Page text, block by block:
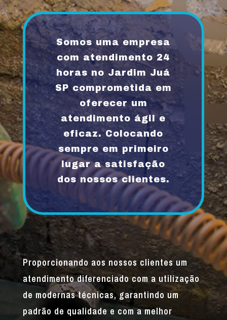
Somos uma empresa
com atendimento 24
horas no Jardim Juá
SP comprometida em
oferecer um
atendimento ágil e
eficaz. Colocando
sempre em primeiro
lugar a satisfação
dos nossos clientes.
Proporcionando aos nossos clientes um
atendimento diferenciado com a utilização
de modernas técnicas, garantindo um
padrão de qualidade e com a melhor